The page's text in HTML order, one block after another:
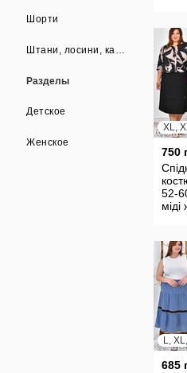
Шорти
Разделы
Детское
Женское
XL,
750
52-
міді
L,
685